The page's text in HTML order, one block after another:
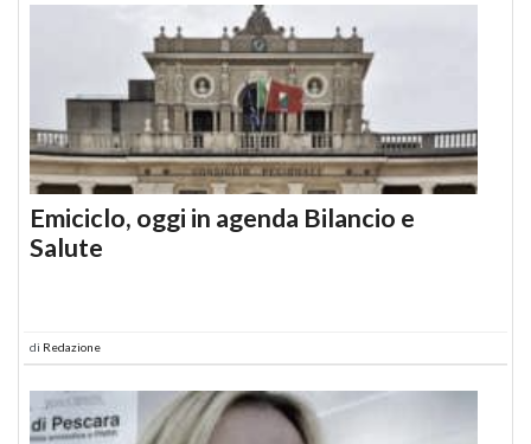
Emiciclo, oggi in agenda Bilancio e
Salute
di Redazione